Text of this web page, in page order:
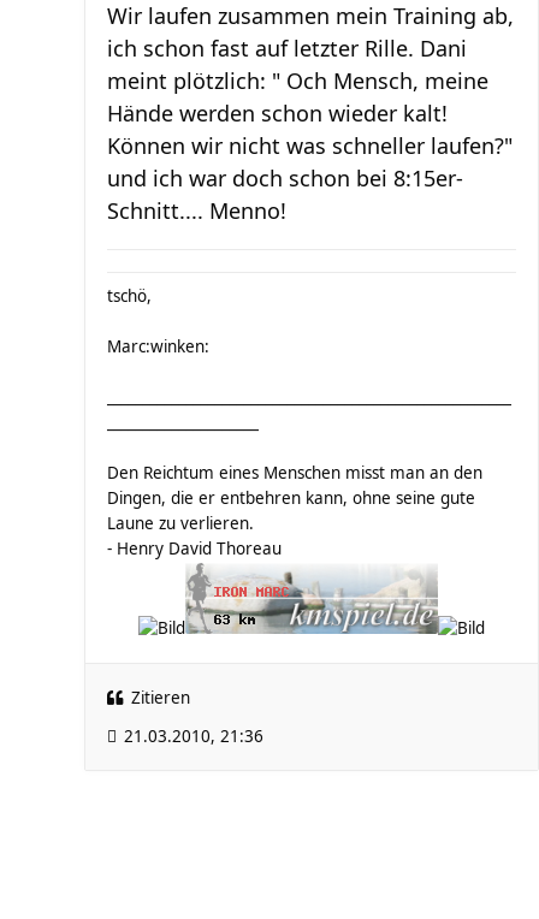
Wir laufen zusammen mein Training ab,
ich schon fast auf letzter Rille. Dani
meint plötzlich: " Och Mensch, meine
Hände werden schon wieder kalt!
Können wir nicht was schneller laufen?"
und ich war doch schon bei 8:15er-
Schnitt.... Menno!
tschö,
Marc:winken:
Den Reichtum eines Menschen misst man an den
Dingen, die er entbehren kann, ohne seine gute
Laune zu verlieren.
- Henry David Thoreau
Zitieren
21.03.2010, 21:36